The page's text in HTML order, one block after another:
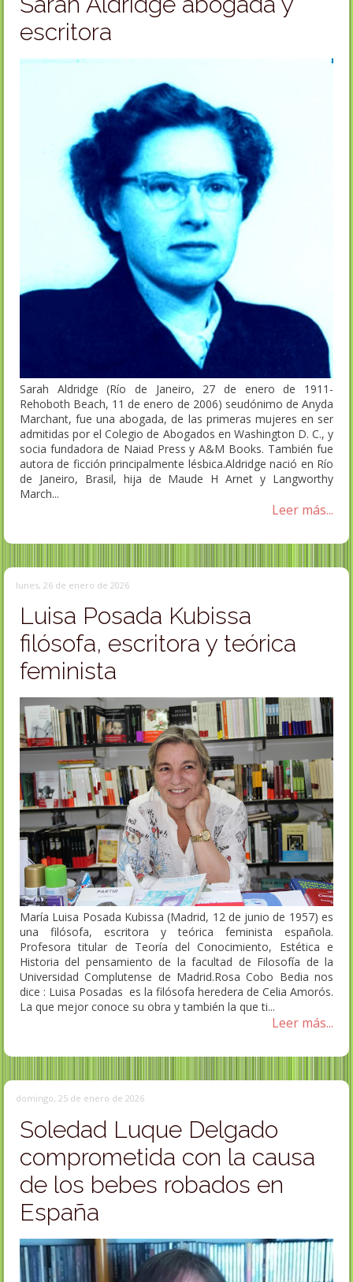
escritora
Sarah Aldridge (Río de Janeiro, 27 de enero de 1911-
Rehoboth Beach, 11 de enero de 2006) seudónimo de Anyda
Marchant, fue una abogada, de las primeras mujeres en ser
admitidas por el Colegio de Abogados en Washington D. C., y
socia fundadora de Naiad Press y A&M Books. También fue
autora de ficción principalmente lésbica.Aldridge nació en Río
de Janeiro, Brasil, hija de Maude H Arnet y Langworthy
March...
Leer más...
lunes, 26 de enero de 2026
Luisa Posada Kubissa
filósofa, escritora y teórica
feminista
María Luisa Posada Kubissa (Madrid, 12 de junio de 1957) es
una filósofa, escritora y teórica feminista española.
Profesora titular de Teoría del Conocimiento, Estética e
Historia del pensamiento de la facultad de Filosofía de la
Universidad Complutense de Madrid.Rosa Cobo Bedia nos
dice : Luisa Posadas es la filósofa heredera de Celia Amorós.
La que mejor conoce su obra y también la que ti...
Leer más...
domingo, 25 de enero de 2026
Soledad Luque Delgado
comprometida con la causa
de los bebes robados en
España